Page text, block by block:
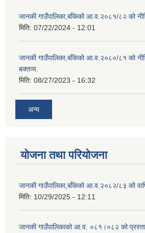
जानकी गाउँपालिका,बाँकेको आ.व.२०८१/८२ को
मिति: 07/22/2024 - 12:01
जानकी गाउँपालिका,बाँकेको आ.व.२०८०/८१ को
बक्तव्य.
मिति: 08/27/2023 - 16:32
अन्य
योजना तथा परियोजना
जानकी गाउँपालिका,बाँकेको आ.व.२०८२/८३ को
मिति: 10/29/2025 - 12:11
जानकी गाउँपालिकाको आ.व. ०८१।०८२ को